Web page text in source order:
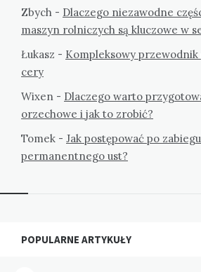
Zbych - Dlaczego niezawodne
maszyn rolniczych są kluczowe w
Łukasz - Kompleksowy przewodnik
cery
Wixen - Dlaczego warto
orzechowe i jak to zrobić?
Tomek - Jak postępować po
permanentnego ust?
Widgets
POPULARNE ARTYKUŁY